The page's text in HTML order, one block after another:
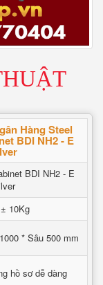
Hàng Steel
BDI NH2 - E
BDI NH2 - E
10Kg
* Sâu 500 mm
hồ sơ dễ dàng